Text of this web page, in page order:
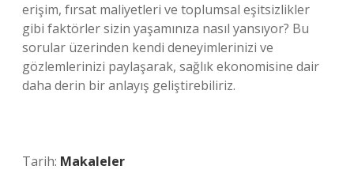
erişim, fırsat maliyetleri ve toplumsal eşitsizlikler
gibi faktörler sizin yaşamınıza nasıl yansıyor? Bu
sorular üzerinden kendi deneyimlerinizi ve
gözlemlerinizi paylaşarak, sağlık ekonomisine dair
daha derin bir anlayış geliştirebiliriz.
Tarih: Makaleler